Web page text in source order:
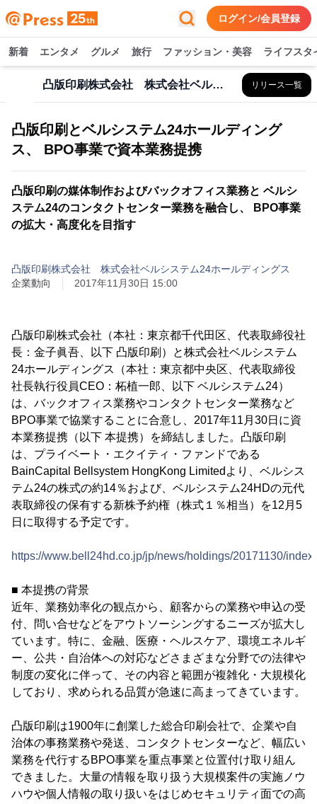
ログイン/会員登録
新着 エンタメ グルメ 旅行 ファッション・美容 ライフスタ
凸版印刷株式会社 株式会社ベルシステム24ホールディングス リリース一覧
凸版印刷とベルシステム24ホールディング
ス、 BPO事業で資本業務提携
凸版印刷の媒体制作およびバックオフィス業務と ベルシ
ステム24のコンタクトセンター業務を融合し、 BPO事業
の拡大・高度化を目指す
凸版印刷株式会社 株式会社ベルシステム24ホールディングス
企業動向
2017年11月30日 15:00
凸版印刷株式会社（本社：東京都千代田区、代表取締役社
長：金子眞吾、以下 凸版印刷）と株式会社ベルシステム
24ホールディングス（本社：東京都中央区、代表取締役
社長執行役員CEO：柘植一郎、以下 ベルシステム24）
は、バックオフィス業務やコンタクトセンター業務など
BPO事業で協業することに合意し、2017年11月30日に資
本業務提携（以下 本提携）を締結しました。凸版印刷
は、プライベート・エクイティ・ファンドである
BainCapital Bellsystem HongKong Limitedより、ベルシス
テム24の株式の約14％および、ベルシステム24HDの元代
表取締役の保有する新株予約権（株式１％相当）を12月5
日に取得する予定です。
https://www.bell24hd.co.jp/jp/news/holdings/20171130/
■ 本提携の背景
近年、業務効率化の観点から、顧客からの業務や申込の受
付、問い合せなどをアウトソーシングするニーズが拡大し
ています。特に、金融、医療・ヘルスケア、環境エネルギ
ー、公共・自治体への対応などさまざまな分野での法律や
制度の変化に伴って、その内容と範囲が複雑化・大規模化
しており、求められる品質が急速に高まってきています。
凸版印刷は1900年に創業した総合印刷会社で、企業や自
治体の事務業務や発送、コンタクトセンターなど、幅広い
業務を代行するBPO事業を重点事業と位置付け取り組ん
できました。大量の情報を取り扱う大規模案件の実施ノウ
ハウや個人情報の取り扱いをはじめセキュリティ面での高